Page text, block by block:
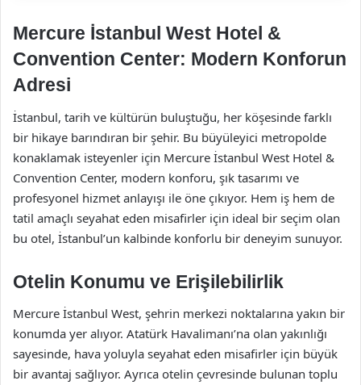
Mercure İstanbul West Hotel &
Convention Center: Modern Konforun
Adresi
İstanbul, tarih ve kültürün buluştuğu, her köşesinde farklı
bir hikaye barındıran bir şehir. Bu büyüleyici metropolde
konaklamak isteyenler için Mercure İstanbul West Hotel &
Convention Center, modern konforu, şık tasarımı ve
profesyonel hizmet anlayışı ile öne çıkıyor. Hem iş hem de
tatil amaçlı seyahat eden misafirler için ideal bir seçim olan
bu otel, İstanbul’un kalbinde konforlu bir deneyim sunuyor.
Otelin Konumu ve Erişilebilirlik
Mercure İstanbul West, şehrin merkezi noktalarına yakın bir
konumda yer alıyor. Atatürk Havalimanı’na olan yakınlığı
sayesinde, hava yoluyla seyahat eden misafirler için büyük
bir avantaj sağlıyor. Ayrıca otelin çevresinde bulunan toplu